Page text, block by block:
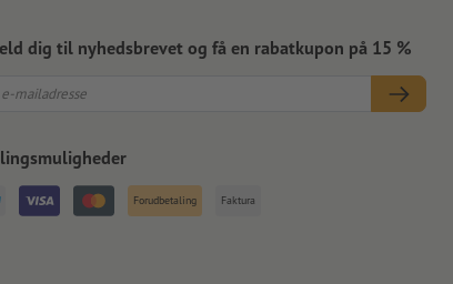
dig til nyhedsbrevet og få en rabatkupon på 15 %
Forudbetaling Faktura